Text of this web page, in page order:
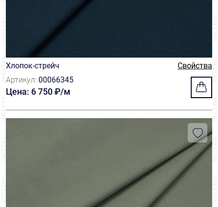
Хлопок-стрейч
Свойства
Артикул: 00066345
Цена: 6 750 ₽/м